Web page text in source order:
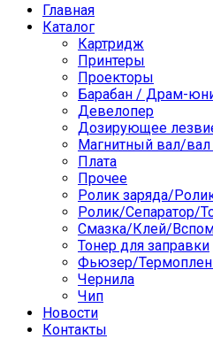
Главная
Каталог
Картридж
Принтеры
Проекторы
Барабан / Драм-
Девелопер
Дозирующее
Магнитный вал/вал
Плата
Прочее
Ролик заряда/
Ролик/Сепаратор/
Смазка/Клей/
Тонер для заправки
Фьюзер/
Чернила
Чип
Новости
Контакты